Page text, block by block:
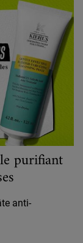
purifiant
anti-